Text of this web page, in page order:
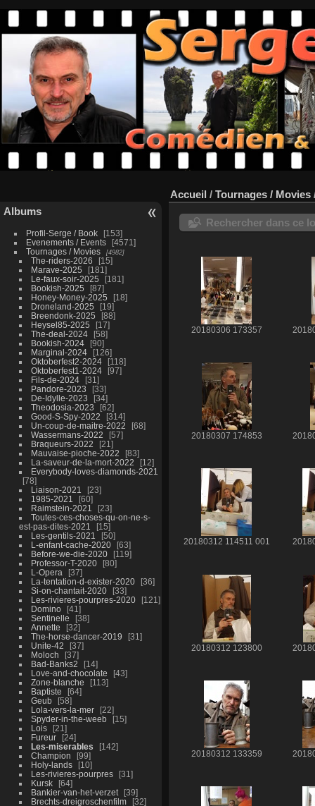
Albums
Profil-Serge / Book
153
Evenements / Events
4571
Tournages / Movies
4982
The-riders-2026
15
Marave-2025
181
Le-faux-soir-2025
181
Bookish-2025
87
Honey-Money-2025
18
Droneland-2025
19
Breendonk-2025
88
Heysel85-2025
17
The-deal-2024
58
Bookish-2024
90
Marginal-2024
126
Oktoberfest2-2024
118
Oktoberfest1-2024
97
Fils-de-2024
31
Pandore-2023
33
De-Idylle-2023
34
Theodosia-2023
62
Good-S-Spy-2022
314
Un-coup-de-maitre-2022
68
Wassermans-2022
57
Braqueurs-2022
21
Mauvaise-pioche-2022
83
La-saveur-de-la-mort-2022
12
Everybody-loves-diamonds-2021
78
Liaison-2021
23
1985-2021
60
Raimstein-2021
23
Toutes-ces-choses-qu-on-ne-s-
est-pas-dites-2021
15
Les-gentils-2021
50
L-enfant-cache-2020
63
Before-we-die-2020
119
Professor-T-2020
80
L-Opera
37
La-tentation-d-exister-2020
36
Si-on-chantait-2020
33
Les-rivieres-pourpres-2020
121
Domino
41
Sentinelle
38
Annette
32
The-horse-dancer-2019
31
Unite-42
37
Moloch
37
Bad-Banks2
14
Love-and-chocolate
43
Zone-blanche
113
Baptiste
64
Geub
58
Lola-vers-la-mer
22
Spyder-in-the-weeb
15
Lois
21
Fureur
24
Les-miserables
142
Champion
99
Holy-lands
10
Les-rivieres-pourpres
31
Kursk
64
Bankier-van-het-verzet
39
Brechts-dreigroschenfilm
32
Accueil / Tournages / Movies
Rechercher dans ce
20180306 173357
20180307 174853
20180312 114511 001
20180312 123800
20180312 133359